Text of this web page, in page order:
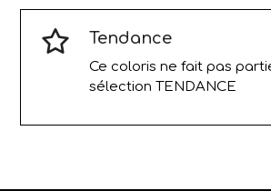
Tendance
Ce coloris ne fait pas
sélection TENDANCE